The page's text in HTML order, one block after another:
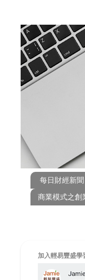
每日財經新聞
商業模式之創
加入輕易豐盛學